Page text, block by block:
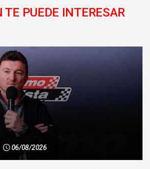
PUEDE INTERESAR
06/08/2026